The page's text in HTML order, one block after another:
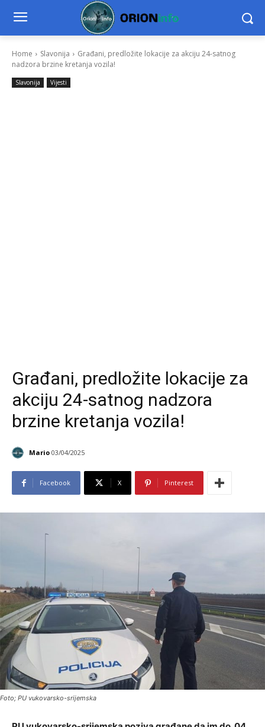
Home Slavonija
Građani, predložite lokacije za akciju 24-satnog
nadzora brzine kretanja vozila!
Slavonija Vijesti
Građani, predložite lokacije za
akciju 24-satnog nadzora
brzine kretanja vozila!
Mario 03/04/2025
Facebook X Pinterest
Foto; PU vukovarsko-srijemska